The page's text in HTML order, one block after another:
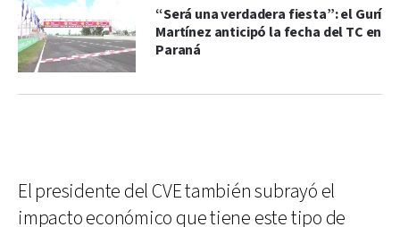
“Será una verdadera fiesta”: el Gurí
Martínez anticipó la fecha del TC en
Paraná
El presidente del CVE también subrayó el
impacto económico que tiene este tipo de